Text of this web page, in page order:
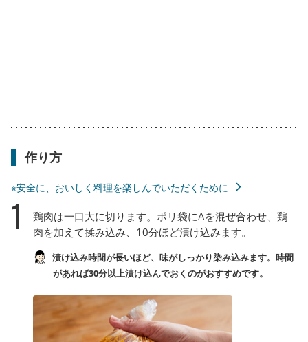
作り方
※安全に、おいしく料理を楽しんでいただくために
1
鶏肉は一口大に切ります。ポリ袋にAを混ぜ合わせ、鶏
肉を加えて揉み込み、10分ほど漬け込みます。
漬け込み時間が長いほど、味がしっかり染み込みます。時間
があれば30分以上漬け込んでおくのがおすすめです。